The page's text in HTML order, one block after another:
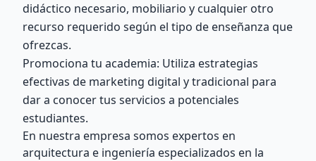
didáctico necesario, mobiliario y cualquier otro
recurso requerido según el tipo de enseñanza que
ofrezcas.
Promociona tu academia: Utiliza estrategias
efectivas de marketing digital y tradicional para
dar a conocer tus servicios a potenciales
estudiantes.
En nuestra empresa somos expertos en
arquitectura e ingeniería especializados en la